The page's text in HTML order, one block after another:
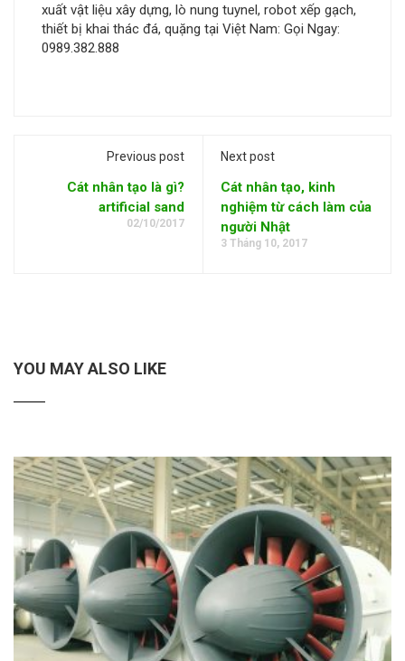
xuất vật liệu xây dựng, lò nung tuynel, robot xếp gạch,
thiết bị khai thác đá, quặng tại Việt Nam: Gọi Ngay:
0989.382.888
Previous post
Cát nhân tạo là gì?
artificial sand
02/10/2017
Next post
Cát nhân tạo, kinh
nghiệm từ cách làm của
người Nhật
3 Tháng 10, 2017
YOU MAY ALSO LIKE